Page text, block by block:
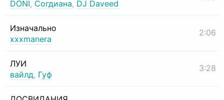
DONI, Согдиана, DJ Daveed
Изначально
xxxmanera
2:06
ЛУИ
вайлд, Гуф
3:28